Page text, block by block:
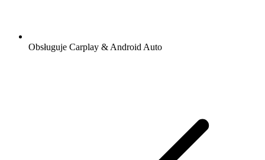
Obsługuje Carplay & Android Auto